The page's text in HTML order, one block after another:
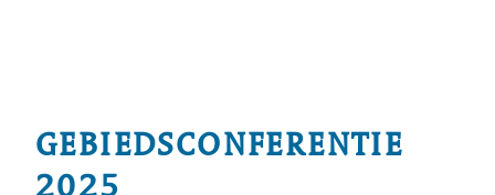
GEBIEDSCONFERENTIE
2025